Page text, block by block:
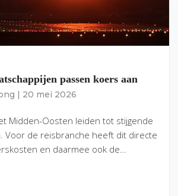
passen koers aan
20 mei 2026
Midden-Oosten leiden tot stijgende
Voor de reisbranche heeft dit directe
en daarmee ook de…